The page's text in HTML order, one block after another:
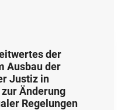
der
Ausbau der
Justiz in
Änderung
Regelungen